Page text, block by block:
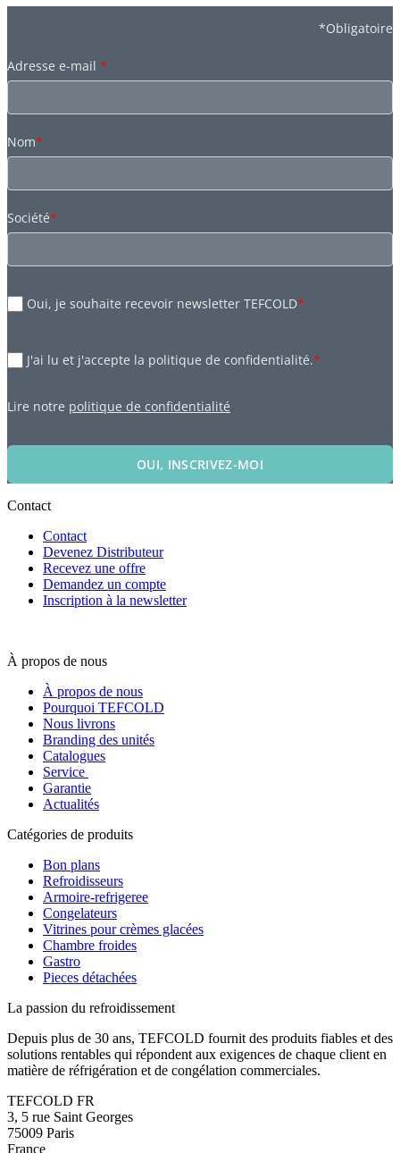
*Obligatoire
Adresse e-mail *
Nom*
Société*
Oui, je souhaite recevoir newsletter TEFCOLD*
J'ai lu et j'accepte la politique de confidentialité.*
Lire notre politique de confidentialité
OUI, INSCRIVEZ-MOI
Contact
Contact
Devenez Distributeur
Recevez une offre
Demandez un compte
Inscription à la newsletter
À propos de nous
À propos de nous
Pourquoi TEFCOLD
Nous livrons
Branding des unités
Catalogues
Service
Garantie
Actualités
Catégories de produits
Bon plans
Refroidisseurs
Armoire-refrigeree
Congelateurs
Vitrines pour crèmes glacées
Chambre froides
Gastro
Pieces détachées
La passion du refroidissement
Depuis plus de 30 ans, TEFCOLD fournit des produits fiables et des
solutions rentables qui répondent aux exigences de chaque client en
matière de réfrigération et de congélation commerciales.
TEFCOLD FR
3, 5 rue Saint Georges
75009 Paris
France